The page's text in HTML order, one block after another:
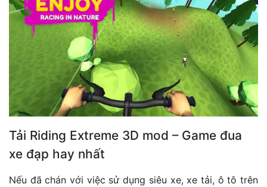
Tải Riding Extreme 3D mod – Game đua
xe đạp hay nhất
Nếu đã chán với việc sử dụng siêu xe, xe tải, ô tô trên